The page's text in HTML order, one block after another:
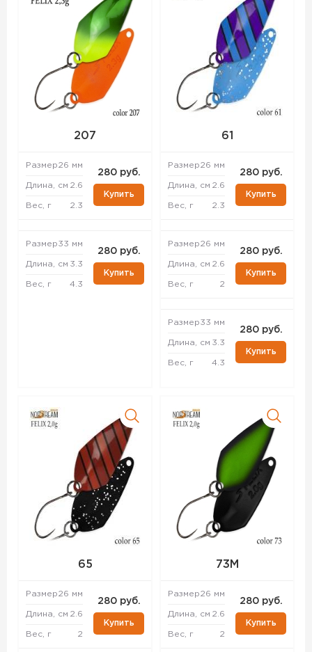
207
Размер26 мм
Длина, см 2.6
Вес, г 2.3
280 руб.
Купить
Размер33 мм
Длина, см 3.3
Вес, г 4.3
280 руб.
Купить
61
Размер26 мм
Длина, см 2.6
Вес, г 2.3
280 руб.
Купить
Размер26 мм
Длина, см 2.6
Вес, г 2
280 руб.
Купить
Размер33 мм
Длина, см 3.3
Вес, г 4.3
280 руб.
Купить
65
Размер26 мм
Длина, см 2.6
Вес, г 2
280 руб.
Купить
73M
Размер26 мм
Длина, см 2.6
Вес, г 2
280 руб.
Купить